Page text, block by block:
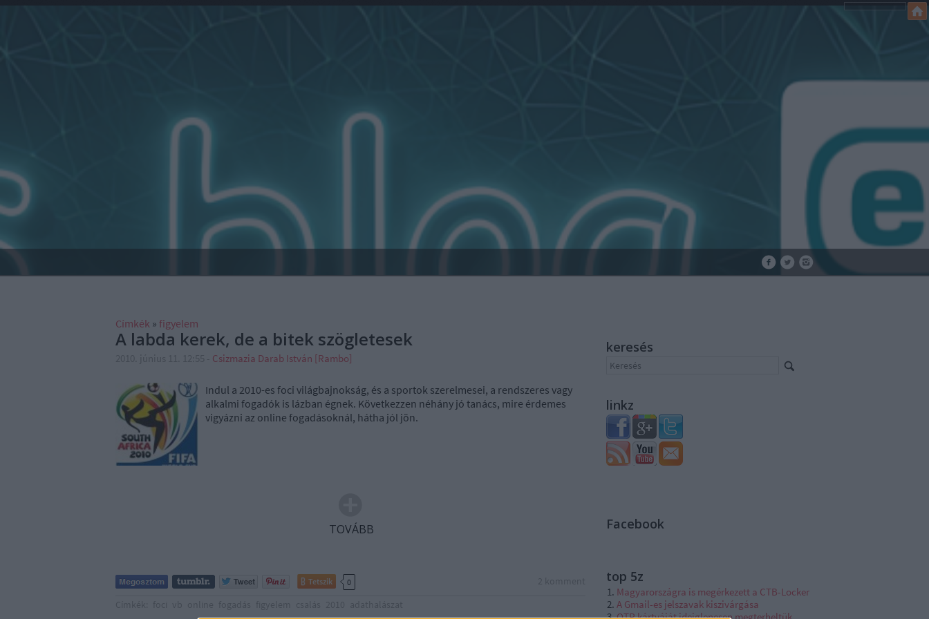
Címkék » figyelem
A labda kerek, de a bitek szögletesek
Csizmazia Darab István [Rambo]
Indul a 2010-es foci világbajnokság, és a sportok szerelmesei, a rendszeres vagy
alkalmi fogadók is lázban égnek. Következzen néhány jó tanács, mire érdemes
vigyázni az online fogadásoknál, hátha jól jön.
TOVÁBB
Tetszik 0
keresés
linkz
Facebook
top 5z
Magyarországra is megérkezett a CTB-Locker
A Gmail-es jelszavak kiszivárgása